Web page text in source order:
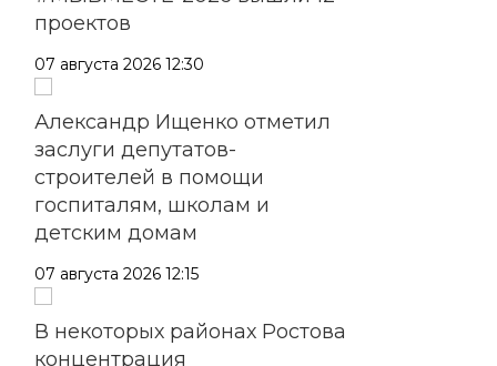
проектов
07 августа 2026 12:30
Александр Ищенко отметил
заслуги депутатов-
строителей в помощи
госпиталям, школам и
детским домам
07 августа 2026 12:15
В некоторых районах Ростова
концентрация